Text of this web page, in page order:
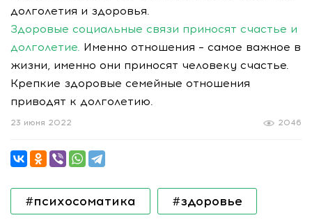
долголетия и здоровья.
Здоровые социальные связи приносят счастье и
долголетие. Именно отношения – самое важное в
жизни, именно они приносят человеку счастье.
Крепкие здоровые семейные отношения
приводят к долголетию.
2046
23 июня 2022
#психосоматика #здоровье